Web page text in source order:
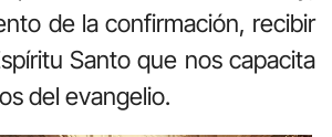
de la confirmación, recibir
Santo que nos capacita
del evangelio.